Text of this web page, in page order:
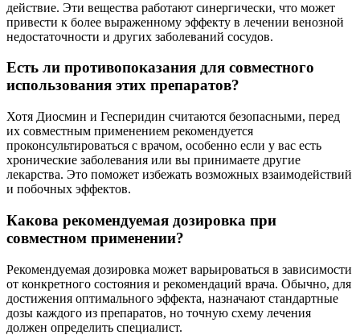
действие. Эти вещества работают синергически, что может
привести к более выраженному эффекту в лечении венозной
недостаточности и других заболеваний сосудов.
Есть ли противопоказания для совместного
использования этих препаратов?
Хотя Диосмин и Гесперидин считаются безопасными, перед
их совместным применением рекомендуется
проконсультироваться с врачом, особенно если у вас есть
хронические заболевания или вы принимаете другие
лекарства. Это поможет избежать возможных взаимодействий
и побочных эффектов.
Какова рекомендуемая дозировка при
совместном применении?
Рекомендуемая дозировка может варьироваться в зависимости
от конкретного состояния и рекомендаций врача. Обычно, для
достижения оптимального эффекта, назначают стандартные
дозы каждого из препаратов, но точную схему лечения
должен определить специалист.